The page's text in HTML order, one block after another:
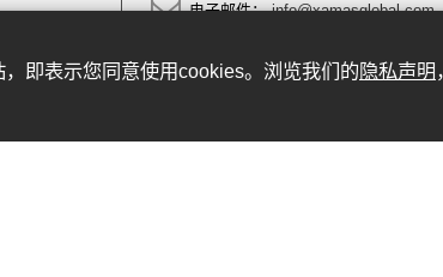
电子邮件：info@xamasglobal.com
即表示您同意使用cookies。浏览我们的隐私声明